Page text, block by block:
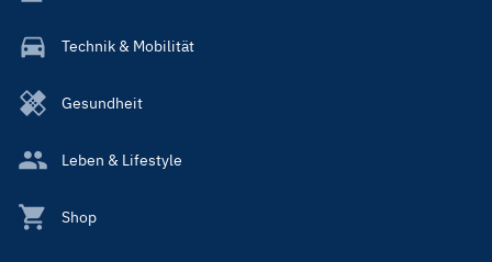
Technik & Mobilität
Gesundheit
Leben & Lifestyle
Shop